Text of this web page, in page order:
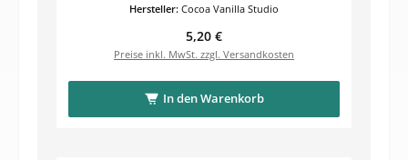
Hersteller: Cocoa Vanilla Studio
Regulärer Preis:
5,20 €
Preise inkl. MwSt. zzgl. Versandkosten
In den Warenkorb